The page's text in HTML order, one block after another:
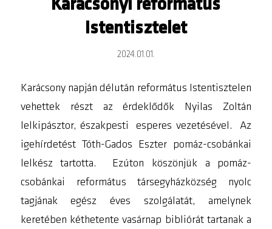
Karácsonyi református
Istentisztelet
2024.01.01.
Karácsony napján délután református Istentisztelen
vehettek részt az érdeklődők Nyilas Zoltán
lelkipásztor, északpesti esperes vezetésével. Az
igehírdetést Tóth-Gados Eszter pomáz-csobánkai
lelkész tartotta. Ezúton köszönjük a pomáz-
csobánkai református társegyházközség nyolc
tagjának egész éves szolgálatát, amelynek
keretében kéthetente vasárnap bibliórát tartanak a